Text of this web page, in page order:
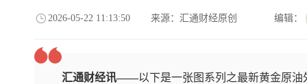
2026-05-22 11:13:50 来源：汇通财经原创 编辑：
汇通财经讯——以下是一张图系列之最新黄金原